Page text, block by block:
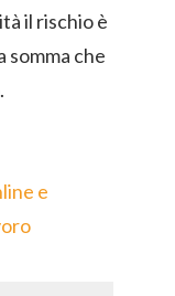
il rischio è
che
e